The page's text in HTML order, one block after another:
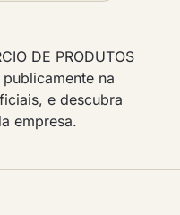
DE PRODUTOS
publicamente na
e descubra
empresa.